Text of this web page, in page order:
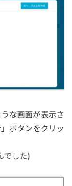
な画面が表示さ
ボタンをクリッ
でした)